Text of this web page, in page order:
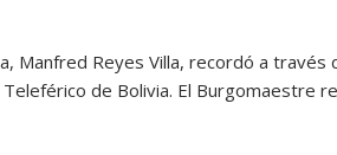
Manfred Reyes Villa, recordó a
de Bolivia. El Burgomaestre